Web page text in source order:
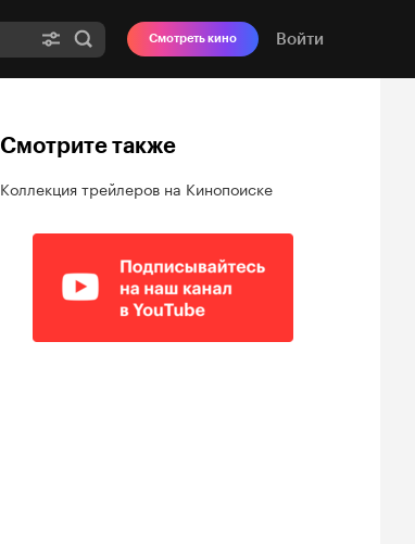
Смотреть кино Войти
Смотрите также
Коллекция трейлеров на Кинопоиске